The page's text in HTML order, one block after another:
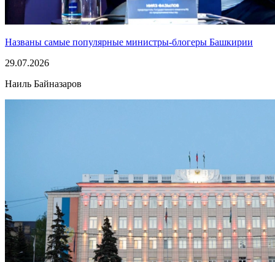
Названы самые популярные министры-блогеры Башкирии
29.07.2026
Наиль Байназаров